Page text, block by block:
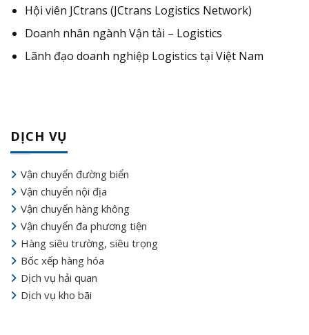
Hội viên JCtrans (JCtrans Logistics Network)
Doanh nhân ngành Vận tải – Logistics
Lãnh đạo doanh nghiệp Logistics tại Việt Nam
DỊCH VỤ
Vận chuyển đường biển
Vận chuyển nội địa
Vận chuyển hàng không
Vận chuyển đa phương tiện
Hàng siêu trường, siêu trọng
Bốc xếp hàng hóa
Dịch vụ hải quan
Dịch vụ kho bãi